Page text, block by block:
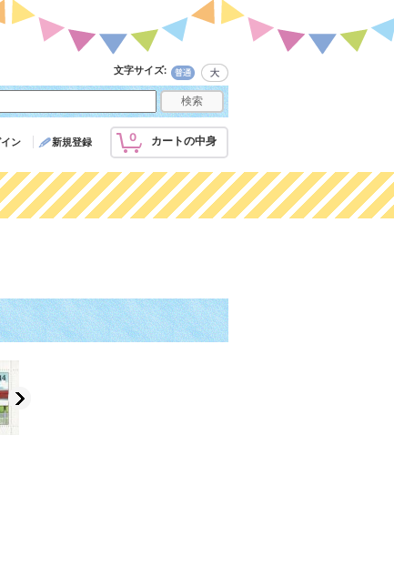
文字サイズ:
0 カートの中身
ン 新規登録